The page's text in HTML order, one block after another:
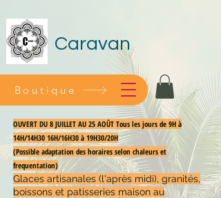
Caravan
OUVERT DU 8 JUILLET AU 25 AOÛT Tous les jours de 9H à
14H/14H30 16H/16H30 à 19H30/20H
(Possible adaptation des horaires selon chaleurs et
frequentation)
Glaces artisanales (l'après midi), granités,
boissons et patisseries maison au
Boutique